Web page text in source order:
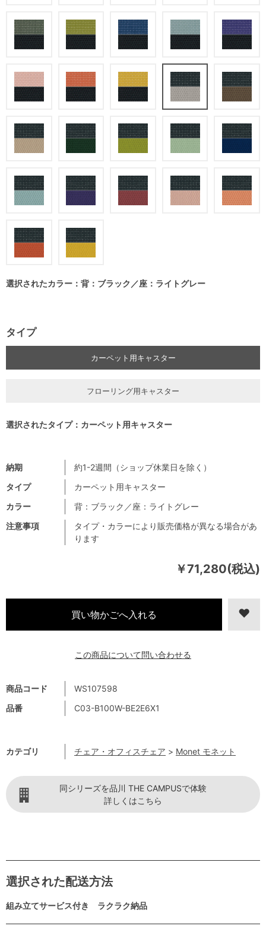
￥71,280(税込)
商品コード
WS107598
品番
C03-B100W-BE2E6X1
カテゴリ チェア・オフィスチェア > Monet モネット
注意事項
タイプ・カラーにより販売価格が異なる場合があ
ります
納期
約1-2週間（ショップ休業日を除く）
タイプ
カーペット用キャスター
カラー
背：ブラック／座：ライトグレー
選択されたカラー：背：ブラック／座：ライトグレー
タイプ
カーペット用キャスター
フローリング用キャスター
選択されたタイプ：カーペット用キャスター
この商品について問い合わせる
同シリーズを品川 THE CAMPUSで体験
詳しくはこちら
選択された配送方法
組み立てサービス付き ラクラク納品